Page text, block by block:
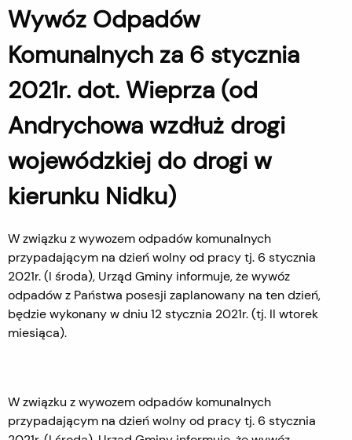
Wywóz Odpadów
Komunalnych za 6 stycznia
2021r. dot. Wieprza (od
Andrychowa wzdłuż drogi
wojewódzkiej do drogi w
kierunku Nidku)
W związku z wywozem odpadów komunalnych
przypadającym na dzień wolny od pracy tj. 6 stycznia
2021r. (I środa), Urząd Gminy informuje, że wywóz
odpadów z Państwa posesji zaplanowany na ten dzień,
będzie wykonany w dniu 12 stycznia 2021r. (tj. II wtorek
miesiąca).
W związku z wywozem odpadów komunalnych
przypadającym na dzień wolny od pracy tj. 6 stycznia